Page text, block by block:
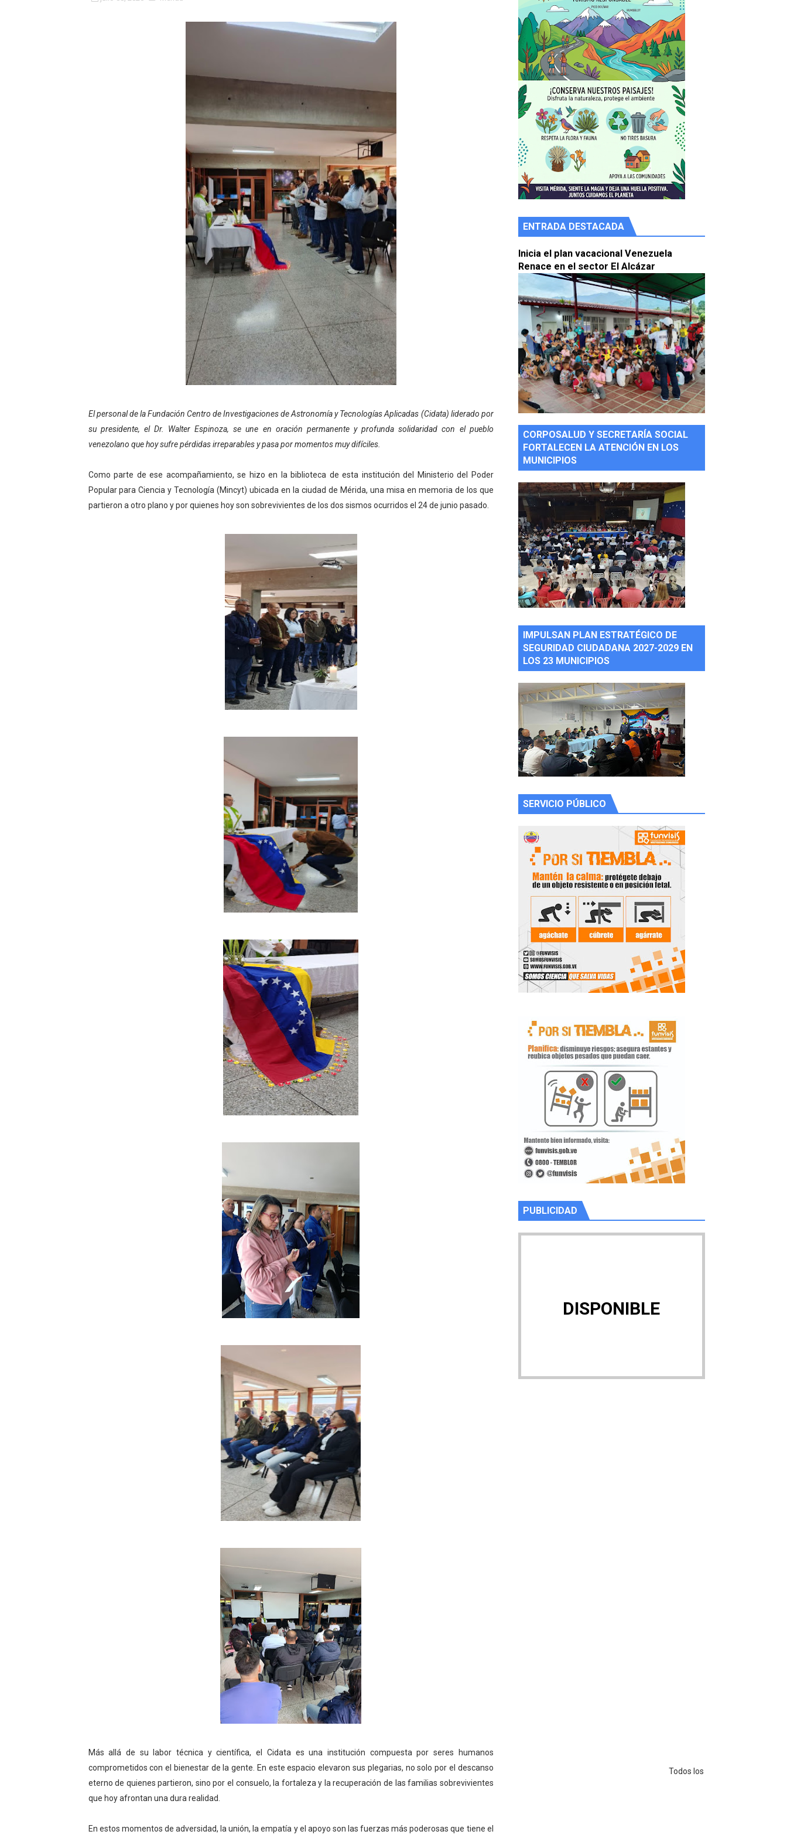
INN-Mérida celebró el Lacto grado para promover el inicio de una vida saludable
Mérida impulsa desarrollo económico con taller de marcas y patentes
Fomficc consolida alianzas e impulsa la economía comunal en Mérida
Niños de Estudiantes de Mérida sembraron 110 árboles en su sede
Corposalud y Secretaría Social fortalecen la atención en los municipios
Inicia el plan vacacional Venezuela Renace en el sector El Alcázar
Entregan planta eléctrica para fortalecer la atención sanitaria en Ejido
Expertos inspeccionan espacios del OAN para la instalación del detector Cherenkov de agua
Dictan MasterClass en el marco del Encuentro LAGO Venezuela, edición Mérida
Campo Elías avanza con plan de asfaltado
Encuentro estadal fortalece la coordinación de políticas sociales en Mérida
Gobernador Arnaldo Sánchez apadrina a más de 993 nuevos bachilleres de Mérida
Plan Quirúrgico Regional llega a Pueblo Llano con la activación de dos quirófanos
El personal de la Fundación Centro de Investigaciones de Astronomía y Tecnologías Aplicadas (Cidata) liderado por
su presidente, el Dr. Walter Espinoza, se une en oración permanente y profunda solidaridad con el pueblo
venezolano que hoy sufre pérdidas irreparables y pasa por momentos muy difíciles.
Como parte de ese acompañamiento, se hizo en la biblioteca de esta institución del Ministerio del Poder
Popular para Ciencia y Tecnología (Mincyt) ubicada en la ciudad de Mérida, una misa en memoria de los que
partieron a otro plano y por quienes hoy son sobrevivientes de los dos sismos ocurridos el 24 de junio pasado.
Más allá de su labor técnica y científica, el Cidata es una institución compuesta por seres humanos
comprometidos con el bienestar de la gente. En este espacio elevaron sus plegarias, no solo por el descanso
eterno de quienes partieron, sino por el consuelo, la fortaleza y la recuperación de las familias sobrevivientes
que hoy afrontan una dura realidad.
En estos momentos de adversidad, la unión, la empatía y el apoyo son las fuerzas más poderosas que tiene el
ENTRADA DESTACADA
Inicia el plan vacacional Venezuela
Renace en el sector El Alcázar
CORPOSALUD Y SECRETARÍA SOCIAL
FORTALECEN LA ATENCIÓN EN LOS
MUNICIPIOS
IMPULSAN PLAN ESTRATÉGICO DE
SEGURIDAD CIUDADANA 2027-2029 EN
LOS 23 MUNICIPIOS
SERVICIO PÚBLICO
PUBLICIDAD
DISPONIBLE
Todos los Derechos Reservados -